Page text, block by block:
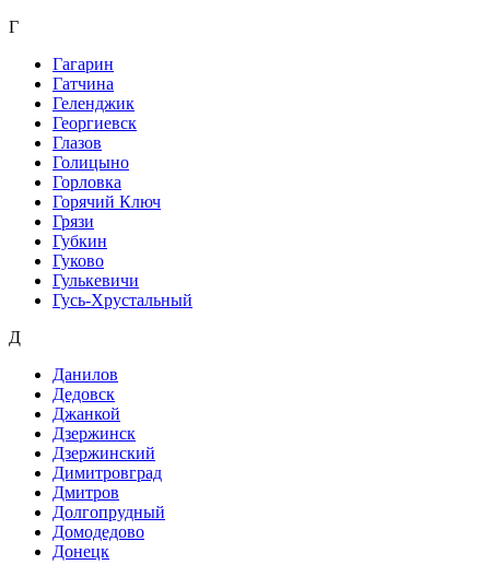
Г
Гагарин
Гатчина
Геленджик
Георгиевск
Глазов
Голицыно
Горловка
Горячий Ключ
Грязи
Губкин
Гуково
Гулькевичи
Гусь-Хрустальный
Д
Данилов
Дедовск
Джанкой
Дзержинск
Дзержинский
Димитровград
Дмитров
Долгопрудный
Домодедово
Донецк